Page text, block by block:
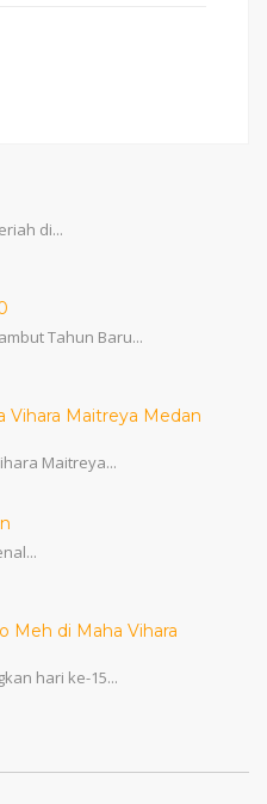
di...
Tahun Baru...
Vihara Maitreya Medan
Maitreya...
Meh di Maha Vihara
hari ke-15...